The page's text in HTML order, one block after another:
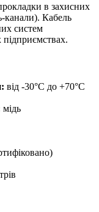
в захисних
канали). Кабель
систем
від -30°C до +70°C
мідь